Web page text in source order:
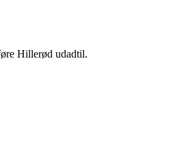
Hillerød udadtil.